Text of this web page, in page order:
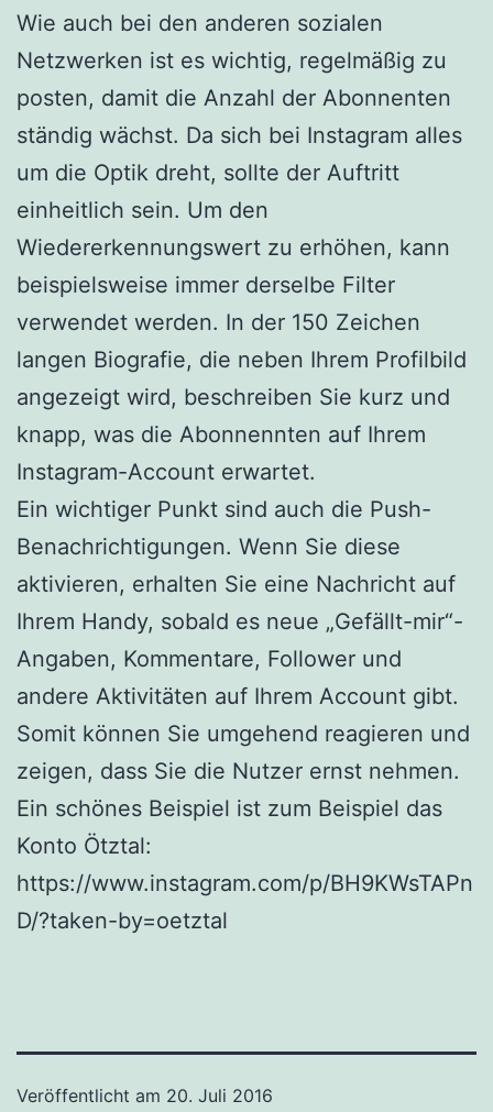
Wie auch bei den anderen sozialen
Netzwerken ist es wichtig, regelmäßig zu
posten, damit die Anzahl der Abonnenten
ständig wächst. Da sich bei Instagram alles
um die Optik dreht, sollte der Auftritt
einheitlich sein. Um den
Wiedererkennungswert zu erhöhen, kann
beispielsweise immer derselbe Filter
verwendet werden. In der 150 Zeichen
langen Biografie, die neben Ihrem Profilbild
angezeigt wird, beschreiben Sie kurz und
knapp, was die Abonnennten auf Ihrem
Instagram-Account erwartet.
Ein wichtiger Punkt sind auch die Push-
Benachrichtigungen. Wenn Sie diese
aktivieren, erhalten Sie eine Nachricht auf
Ihrem Handy, sobald es neue „Gefällt-mir“-
Angaben, Kommentare, Follower und
andere Aktivitäten auf Ihrem Account gibt.
Somit können Sie umgehend reagieren und
zeigen, dass Sie die Nutzer ernst nehmen.
Ein schönes Beispiel ist zum Beispiel das
Konto Ötztal:
https://www.instagram.com/p/BH9KWsTAPn
D/?taken-by=oetztal
Veröffentlicht am 20. Juli 2016